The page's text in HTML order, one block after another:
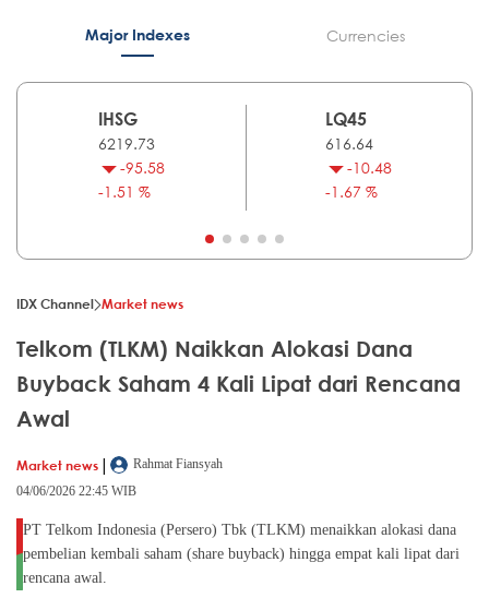
Major Indexes Currencies
IHSG
6219.73
-95.58
-1.51 %
LQ45
616.64
-10.48
-1.67 %
IDX Channel Market news
Telkom (TLKM) Naikkan Alokasi Dana
Buyback Saham 4 Kali Lipat dari Rencana
Awal
Market news |
Rahmat Fiansyah
04/06/2026 22:45 WIB
PT Telkom Indonesia (Persero) Tbk (TLKM) menaikkan alokasi dana
pembelian kembali saham (share buyback) hingga empat kali lipat dari
rencana awal.